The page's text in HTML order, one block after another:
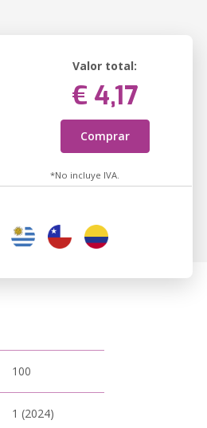
Valor total:
€ 4,17
Comprar
*No incluye IVA.
100
1 (2024)